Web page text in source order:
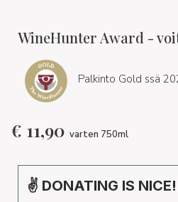
WineHunter Award -
Palkinto Gold ssä
€ 11,90 varten 750ml
✌ DONATING IS NICE!